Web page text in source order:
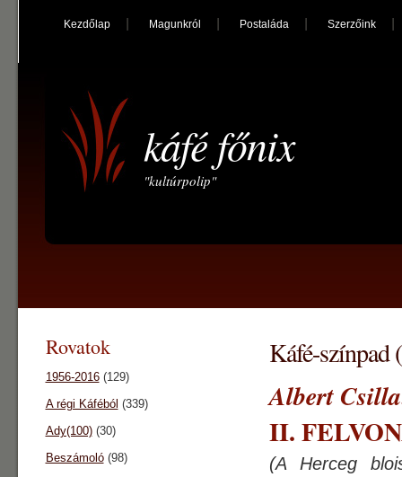
Kezdőlap Magunkról Postaláda Szerzőink
káfé főnix
"kultúrpolip"
Káfé-színpad
Albert
II.
(A Herceg
Rovatok
1956-2016(129)
A régi Káféból (339)
Ady(100)(30)
Beszámoló(98)